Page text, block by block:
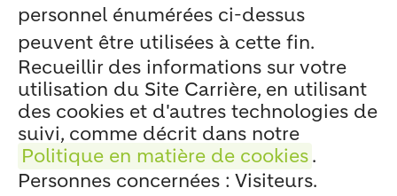
personnel énumérées ci-dessus
peuvent être utilisées à cette fin.
Recueillir des informations sur votre
utilisation du Site Carrière, en utilisant
des cookies et d'autres technologies de
suivi, comme décrit dans notre
Politique en matière de cookies.
Personnes concernées : Visiteurs.